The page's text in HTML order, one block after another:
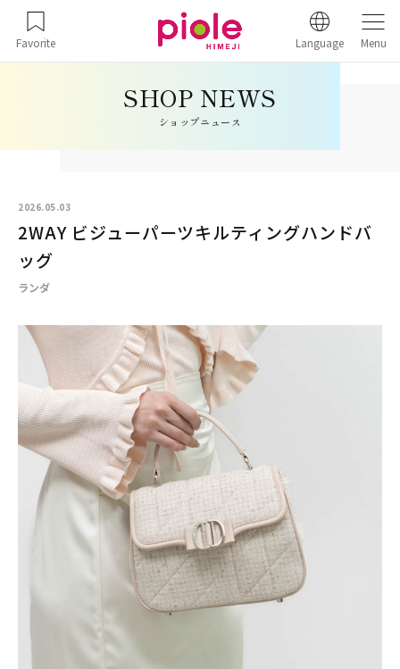
Favorite Language Menu
ショップニュース
2026.05.03
2WAY ビジューパーツキルティングハンドバ
ッグ
ランダ